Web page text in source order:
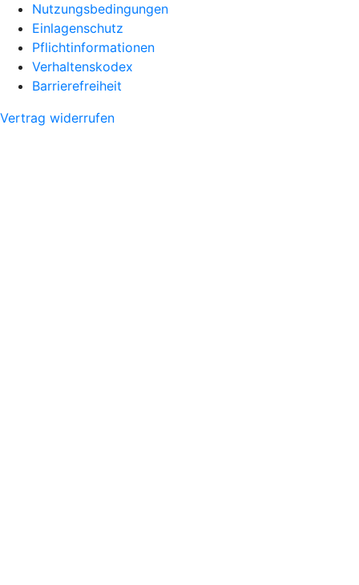
Nutzungsbedingungen
Einlagenschutz
Pflichtinformationen
Verhaltenskodex
Barrierefreiheit
Vertrag widerrufen